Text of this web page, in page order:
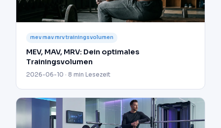
mev mav mrv trainingsvolumen
MEV, MAV, MRV: Dein optimales
Trainingsvolumen
2026-06-10 · 8 min Lesezeit